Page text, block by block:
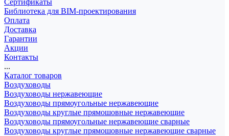
Сертификаты
Библиотека для BIM-проектирования
Оплата
Доставка
Гарантии
Акции
Контакты
...
Каталог товаров
Воздуховоды
Воздуховоды нержавеющие
Воздуховоды прямоугольные нержавеющие
Воздуховоды круглые прямошовные нержавеющие
Воздуховоды прямоугольные нержавеющие сварные
Воздуховоды круглые прямошовные нержавеющие сварные